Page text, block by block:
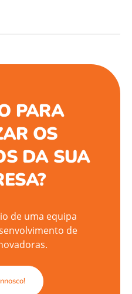
PARA
OS
DA SUA
de uma equipa
de